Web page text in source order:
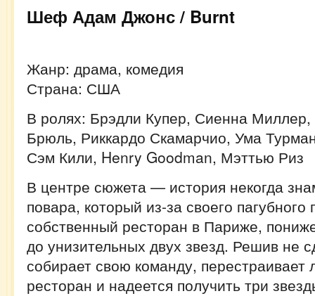
Шеф Адам Джонс / Burnt
Жанр: драма, комедия
Страна: США
В ролях: Брэдли Купер, Сиенна
Брюль, Риккардо Скамарчио, Ума
Сэм Кили, Henry Goodman, Мэттью Риз
В центре сюжета — история некогда
повара, который из-за своего пагубного
собственный ресторан в Париже,
до унизительных двух звезд. Решив не
собирает свою команду, перестраивает
ресторан и надеется получить три